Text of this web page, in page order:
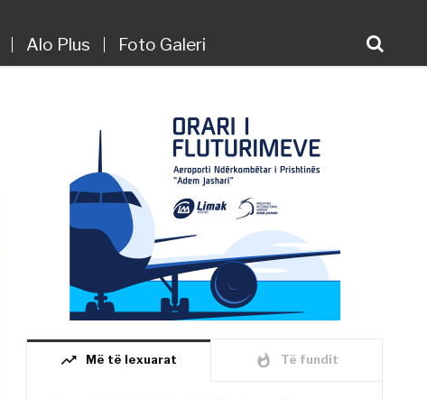
Alo Plus Foto Galeri
trending_up Më të lexuarat whatshot Të fundit